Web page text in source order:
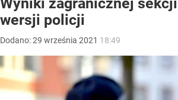
wersji policji
Dodano:29 września 2021 18:49